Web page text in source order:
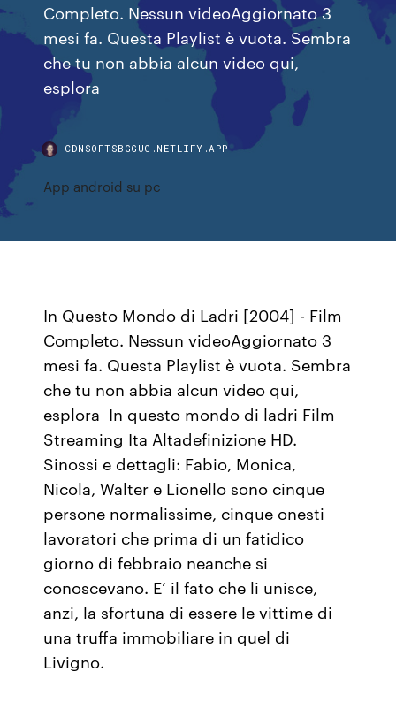
Completo. Nessun videoAggiornato 3
mesi fa. Questa Playlist è vuota. Sembra
che tu non abbia alcun video qui,
esplora
CDNSOFTSBGGUG.NETLIFY.APP
App android su pc
In Questo Mondo di Ladri [2004] - Film
Completo. Nessun videoAggiornato 3
mesi fa. Questa Playlist è vuota. Sembra
che tu non abbia alcun video qui,
esplora In questo mondo di ladri Film
Streaming Ita Altadefinizione HD.
Sinossi e dettagli: Fabio, Monica,
Nicola, Walter e Lionello sono cinque
persone normalissime, cinque onesti
lavoratori che prima di un fatidico
giorno di febbraio neanche si
conoscevano. E’ il fato che li unisce,
anzi, la sfortuna di essere le vittime di
una truffa immobiliare in quel di
Livigno.